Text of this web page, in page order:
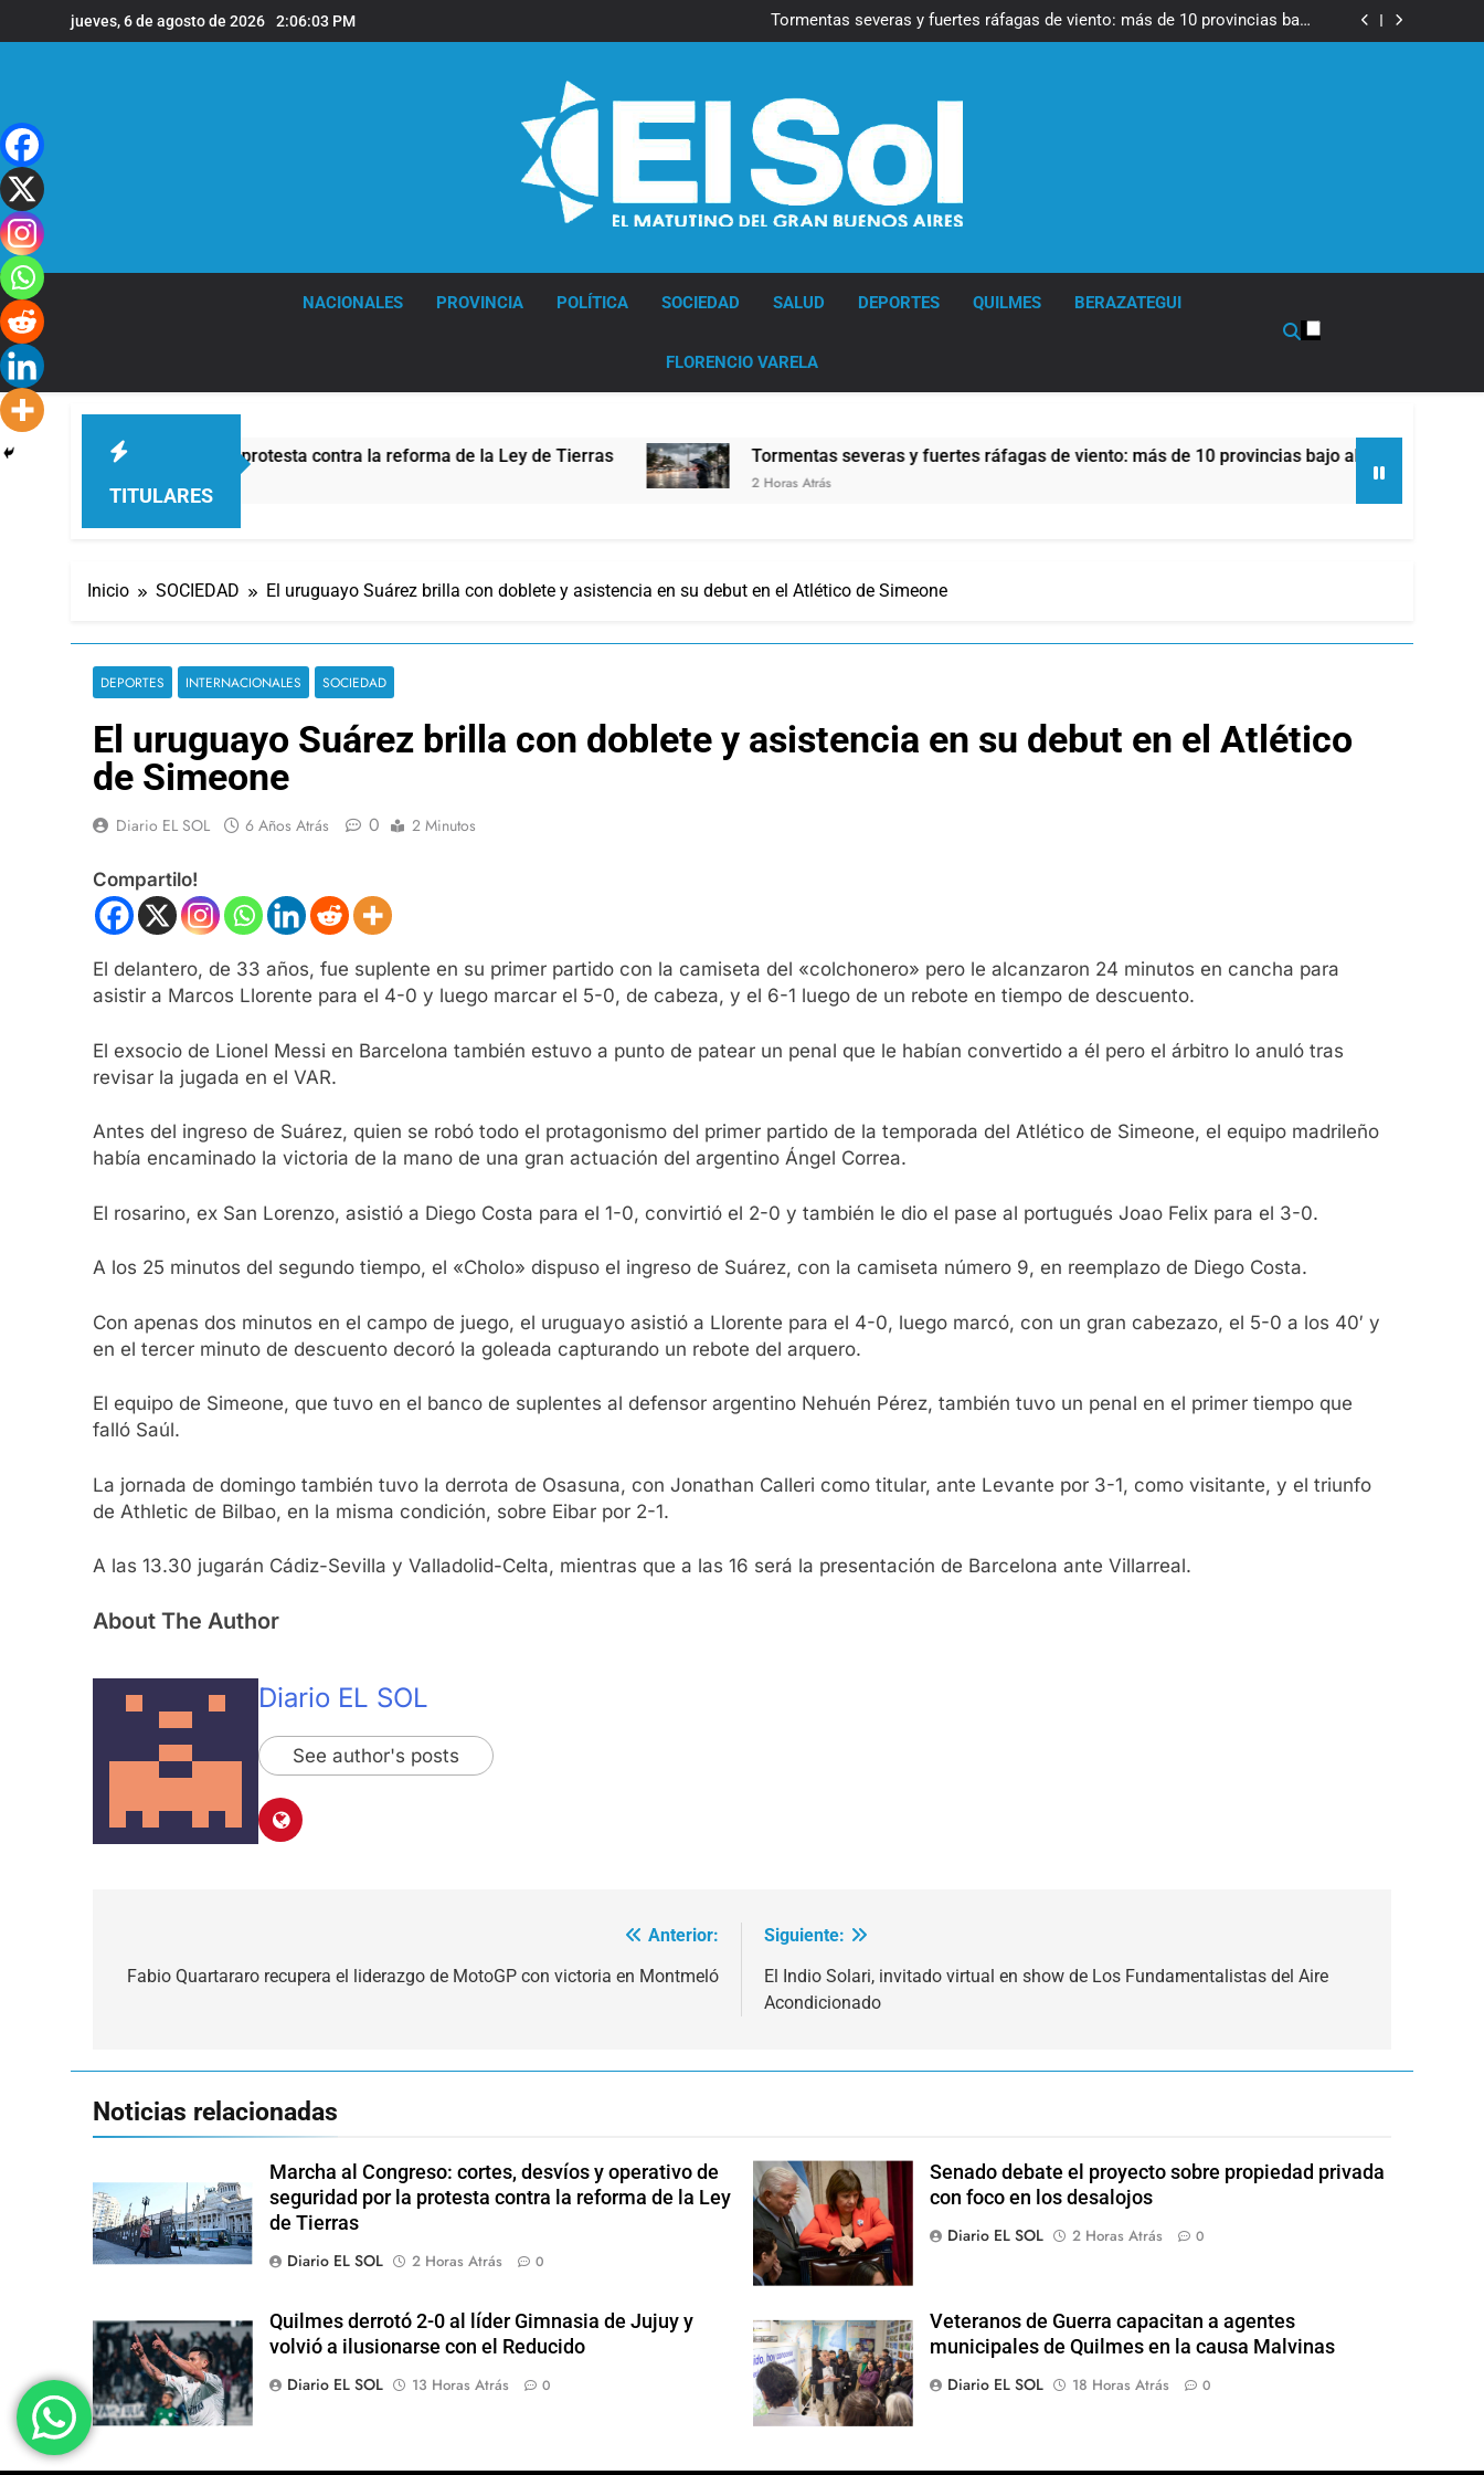
al
jueves, 6 de agosto de 2026 2:06:04 PM
protesta contra la reforma de la Ley de Tierras
Tormentas severas y fuertes ráfagas de viento: más de 10 provincias bajo
alerta meteorológica
Senado debate el proyecto sobre propiedad privada con foco en los
Senado debate el proyecto sobre propiedad privada con foco en los
NACIONALES PROVINCIA POLÍTICA SOCIEDAD SALUD DEPORTES QUILMES BERAZATEGUI
FLORENCIO VARELA
TITULARES
de seguridad por la protesta contra la reforma de la Ley de Tierras Tormentas severas y fuertes ráfagas de viento: más de 10 provincias bajo alerta meteorológica
2 Horas Atrás
Inicio SOCIEDAD El uruguayo Suárez brilla con doblete y asistencia en su debut en el Atlético de Simeone
DEPORTES INTERNACIONALES SOCIEDAD
El uruguayo Suárez brilla con doblete y asistencia en su debut en el Atlético
de Simeone
Diario EL SOL 6 Años Atrás 0 2 Minutos
Compartilo!
El delantero, de 33 años, fue suplente en su primer partido con la camiseta del «colchonero» pero le alcanzaron 24 minutos en cancha para
asistir a Marcos Llorente para el 4-0 y luego marcar el 5-0, de cabeza, y el 6-1 luego de un rebote en tiempo de descuento.
El exsocio de Lionel Messi en Barcelona también estuvo a punto de patear un penal que le habían convertido a él pero el árbitro lo anuló tras
revisar la jugada en el VAR.
Antes del ingreso de Suárez, quien se robó todo el protagonismo del primer partido de la temporada del Atlético de Simeone, el equipo madrileño
había encaminado la victoria de la mano de una gran actuación del argentino Ángel Correa.
El rosarino, ex San Lorenzo, asistió a Diego Costa para el 1-0, convirtió el 2-0 y también le dio el pase al portugués Joao Felix para el 3-0.
A los 25 minutos del segundo tiempo, el «Cholo» dispuso el ingreso de Suárez, con la camiseta número 9, en reemplazo de Diego Costa.
Con apenas dos minutos en el campo de juego, el uruguayo asistió a Llorente para el 4-0, luego marcó, con un gran cabezazo, el 5-0 a los 40′ y
en el tercer minuto de descuento decoró la goleada capturando un rebote del arquero.
El equipo de Simeone, que tuvo en el banco de suplentes al defensor argentino Nehuén Pérez, también tuvo un penal en el primer tiempo que
falló Saúl.
La jornada de domingo también tuvo la derrota de Osasuna, con Jonathan Calleri como titular, ante Levante por 3-1, como visitante, y el triunfo
de Athletic de Bilbao, en la misma condición, sobre Eibar por 2-1.
A las 13.30 jugarán Cádiz-Sevilla y Valladolid-Celta, mientras que a las 16 será la presentación de Barcelona ante Villarreal.
About The Author
Diario EL SOL
See author's posts
de
Anterior:
Fabio Quartararo recupera el liderazgo de MotoGP con victoria en Montmeló
Siguiente:
El Indio Solari, invitado virtual en show de Los Fundamentalistas del Aire
Acondicionado
Noticias relacionadas
Marcha al Congreso: cortes, desvíos y operativo de
seguridad por la protesta contra la reforma de la Ley
de Tierras
Diario EL SOL
2 Horas Atrás 0
Senado debate el proyecto sobre propiedad privada
con foco en los desalojos
Diario EL SOL
2 Horas Atrás 0
Quilmes derrotó 2-0 al líder Gimnasia de Jujuy y
volvió a ilusionarse con el Reducido
Diario EL SOL
13 Horas Atrás 0
Veteranos de Guerra capacitan a agentes
municipales de Quilmes en la causa Malvinas
Diario EL SOL
18 Horas Atrás 0